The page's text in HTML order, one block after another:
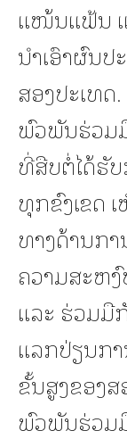
ແໜ້ນແຟ້ນ
ນໍາເອົາຜົນ
ສອງປະເທດ
ພົວພັນຮ່ວມ
ທີ່ສືບຕໍ່ໄດ້ຮັ
ທຸກຂົງເຂດ
ທາງດ້ານກ
ຄວາມສະຫງົ
ແລະ ຮ່ວມມື
ແລກປ່ຽນກ
ຂັ້ນສູງຂອງ
ພົວພັນຮ່ວມ